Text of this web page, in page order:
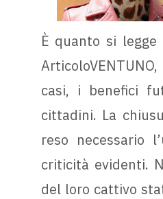
È quanto si
casi, i benefici
cittadini. La
reso necessario
criticità evidenti.
del loro cattivo